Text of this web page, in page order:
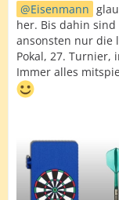
Eisenmann
her. Bis dahin
ansonsten nur die
Pokal, 27. Turnier,
Immer alles